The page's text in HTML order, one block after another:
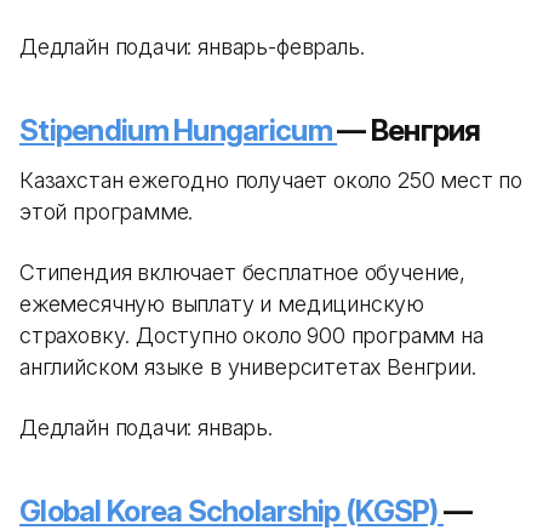
Дедлайн подачи: январь-февраль.
Stipendium Hungaricum— Венгрия
Казахстан ежегодно получает около 250 мест по
этой программе.
Стипендия включает бесплатное обучение,
ежемесячную выплату и медицинскую
страховку. Доступно около 900 программ на
английском языке в университетах Венгрии.
Дедлайн подачи: январь.
Global Korea Scholarship (KGSP)—